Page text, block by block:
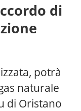
di
potrà
naturale
di Oristano